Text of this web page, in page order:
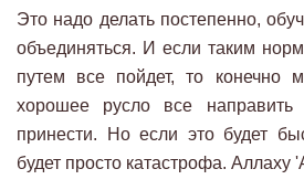
Это надо делать постепенно,
объединяться. И если таким
путем все пойдет, то конечно
хорошее русло все
принести. Но если это будет
будет просто катастрофа. Аллаху